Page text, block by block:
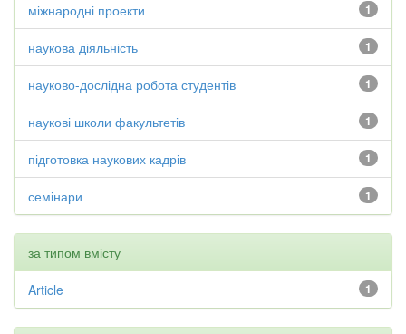
1
міжнародні проекти
1
наукова діяльність
1
науково-дослідна робота студентів
1
наукові школи факультетів
1
підготовка наукових кадрів
1
семінари
за типом вмісту
1
Article